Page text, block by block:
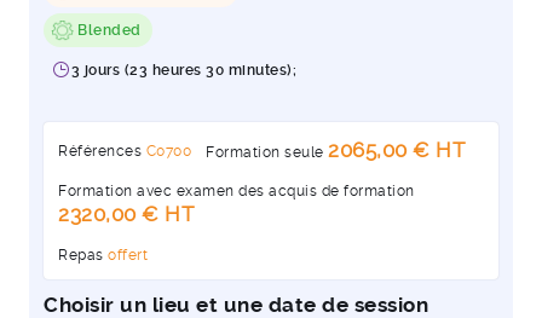
Blended
3 jours (23 heures 30 minutes);
Références C0700 Formation seule 2065,00 € HT
Formation avec examen des acquis de formation
2320,00 € HT
Repas offert
Choisir un lieu et une date de session